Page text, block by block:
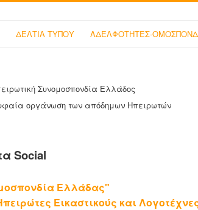
ΔΕΛΤΙΑ ΤΥΠΟΥ ΑΔΕΛΦΟΤΗΤΕΣ-
Συνομοσπονδία Ελλάδος
οργάνωση των απόδημων Ηπειρωτών
Social
Ελλάδας"
Εικαστικούς και